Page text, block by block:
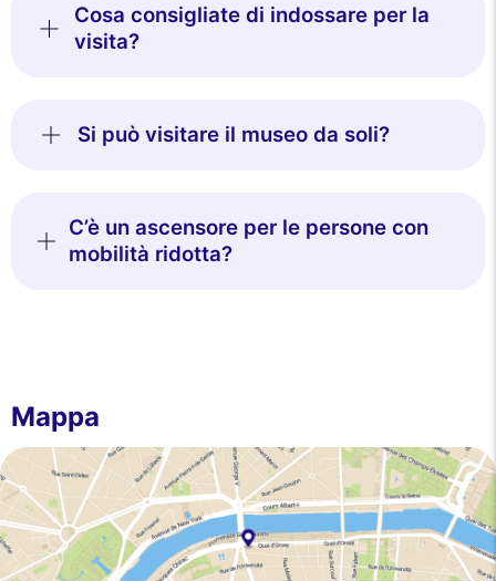
Cosa consigliate di indossare per la
visita?
Si può visitare il museo da soli?
C’è un ascensore per le persone con
mobilità ridotta?
Mappa